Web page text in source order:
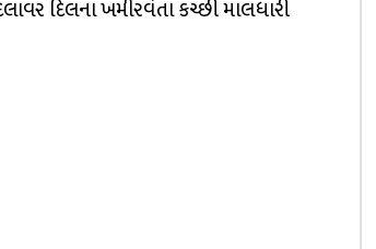
દિલના ખમીરવંતા કચ્છી માલધારી